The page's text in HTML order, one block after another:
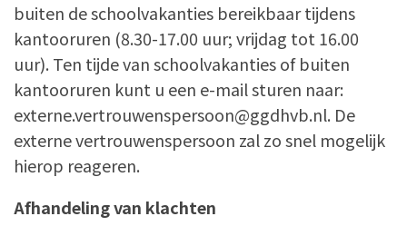
buiten de schoolvakanties bereikbaar tijdens
kantooruren (8.30-17.00 uur; vrijdag tot 16.00
uur). Ten tijde van schoolvakanties of buiten
kantooruren kunt u een e-mail sturen naar:
externe.vertrouwenspersoon@ggdhvb.nl. De
externe vertrouwenspersoon zal zo snel mogelijk
hierop reageren.
Afhandeling van klachten